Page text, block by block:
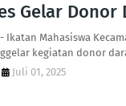
Gelar Donor
Ikatan Mahasiswa
kegiatan donor
Juli 01, 2025